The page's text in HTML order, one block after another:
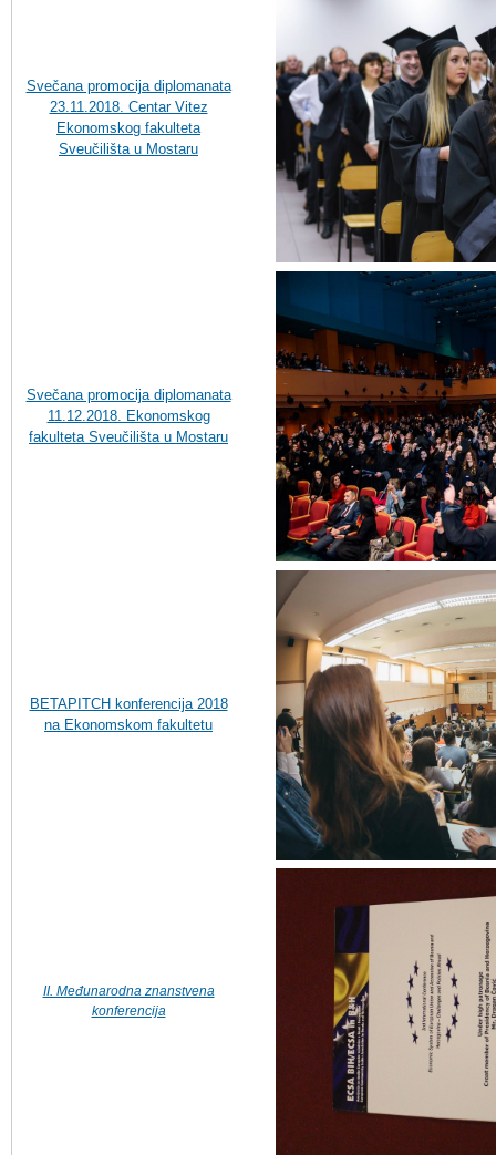
Svečana promocija diplomanata
23.11.2018. Centar Vitez
Ekonomskog fakulteta
Sveučilišta u Mostaru
Svečana promocija diplomanata
11.12.2018. Ekonomskog
fakulteta Sveučilišta u Mostaru
BETAPITCH konferencija 2018
na Ekonomskom fakultetu
II. Međunarodna znanstvena
konferencija